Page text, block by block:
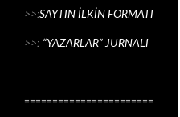
>>:SAYTIN İLKİN FORMATI
>>: “YAZARLAR” JURNALI
=======================